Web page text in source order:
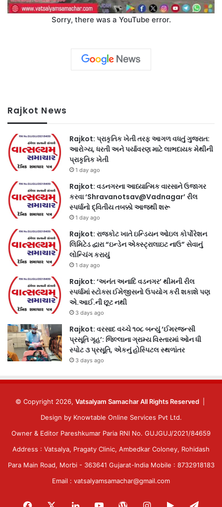
Sorry, there was a YouTube error.
Rajkot News
Rajkot: પ્રાકૃતિક ખેતી તરફ આગળ વધતું ગુજરાત:
આરોગ્ય, ધરતી અને પર્યાવરણ માટે લાભદાયક મેથીની
પ્રાકૃતિક ખેતી
1 day ago
Rajkot: વડનગરના આધ્યાત્મિક વારસાને ઉજાગર
કરવા ‘Shravanotsav@Vadnagar’ રીલ
સ્પર્ધાનો દ્વિતીય તબક્કો આજથી શરૂ
1 day ago
Rajkot: રાજકોટ ખાતે ઇન્ડિયન ઓઇલ કોર્પોરેશન
લિમિટેડ દ્વારા “ઇન્ડેન એક્સ્ટ્રાલાઇટ નાઉ” સેવાનું
લોન્ચિંગ કરાયું
1 day ago
Rajkot: ‘અનંત અનાદિ વડનગર’ થીમની રીલ
સ્પર્ધામાં સ્ટોક્સ ઈમેજીસનો ઉપયોગ કરી શકાશે પણ
એ.આઈ.ની છૂટ નથી
3 days ago
Rajkot: વરસાદ વચ્ચે ૧૦૮ બન્યું ‘ઈમરજન્સી
પ્રસૂતિ ગૃહ’: જિલ્લાના ગ્રામ્ય વિસ્તારમાં ઓન ધી
સ્પોટ ૩ પ્રસૂતિ, એકનું હોસ્પિટલ સ્થળાંતર
3 days ago
© Copyright 2026, Vatsalyam Samachar All Rights Reserved
Design by Knowtable Online Services Pvt Ltd.
Owner & Editor Pareshkumar Paria RNI No. GUJGUJ/2021/84659
Address : Vatsalya, Pragaty Clinic, Ambedkar Coloney, Rohidash
Para Main Road, Morbi - 363641 Gujarat-India Mobile : 8732918183
Email : vatsalyamsamachar@gmail.com
Facebook LinkedInYouTubeWordPressInstagram
Google